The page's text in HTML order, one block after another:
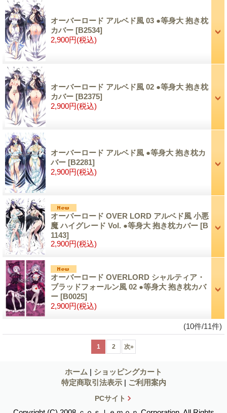
オーバーロード アルベド風 03 ●等身大 抱き枕
カバー [B2534]
2,900円(税込)
オーバーロード アルベド風 02 ●等身大 抱き枕
カバー [B2375]
2,900円(税込)
オーバーロード アルベド風 ●等身大 抱き枕カ
バー [B2281]
2,900円(税込)
オーバーロード OVER LORD アルベド風 小悪
魔 ハイグレード Vol. ●等身大 抱き枕カバー [B
1143]
2,900円(税込)
オーバーロード OVERLORD シャルティア・
ブラッドフォールン風 02 ●等身大 抱き枕カバ
ー [B0025]
2,900円(税込)
(10件/11件)
1 2 次»
ホーム | ショッピングカート
特定商取引法表示 | ご利用案内
PCサイト